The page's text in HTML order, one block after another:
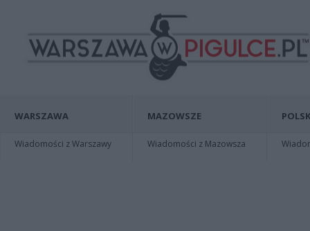
WARSZAWA
Wiadomości z Warszawy
MAZOWSZE
Wiadomości z Mazowsza